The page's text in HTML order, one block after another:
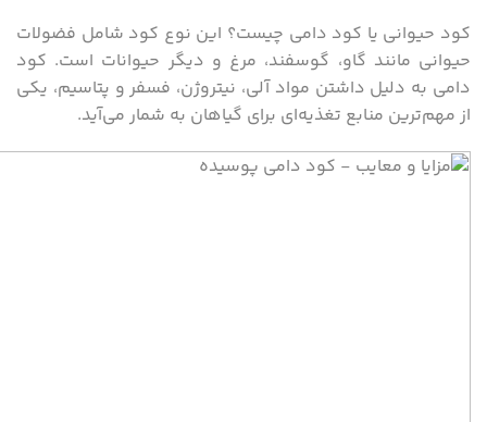
کود حیوانی یا کود دامی چیست؟ این نوع کود شامل فضولات
حیوانی مانند گاو، گوسفند، مرغ و دیگر حیوانات است. کود
دامی به دلیل داشتن مواد آلی، نیتروژن، فسفر و پتاسیم، یکی
از مهم‌ترین منابع تغذیه‌ای برای گیاهان به شمار می‌آید.